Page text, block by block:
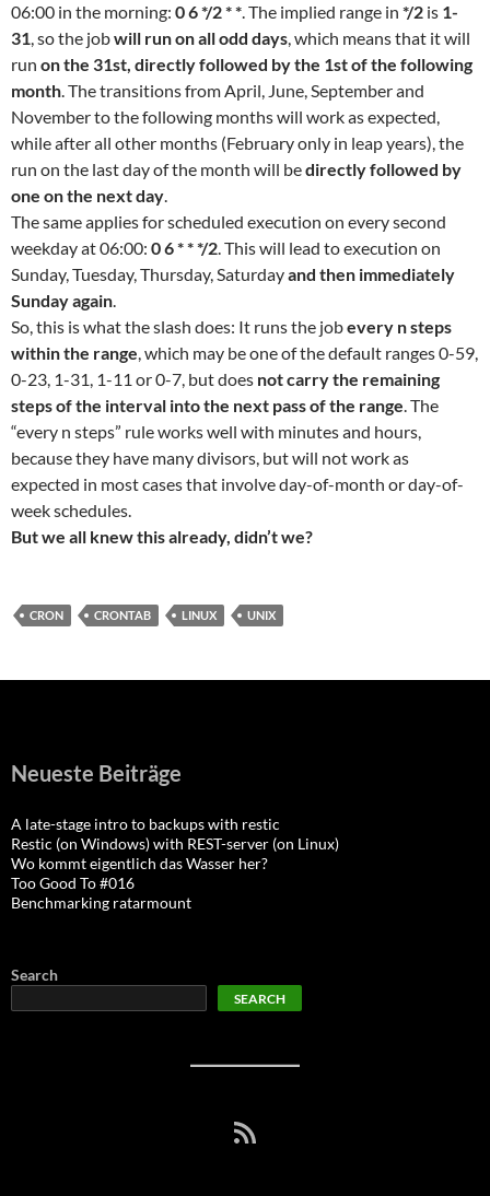
06:00 in the morning: 0 6 */2 * *. The implied range in */2 is 1-
31, so the jobwill run on all odd days, which means that it will
run on the 31st, directly followed by the 1st of the following
month. The transitions from April, June, September and
November to the following months will work as expected,
while after all other months (February only in leap years), the
run on the last day of the month will bedirectly followed by
one on the next day.
The same applies for scheduled execution on every second
weekday at 06:00: 0 6 * * */2. This will lead to execution on
Sunday, Tuesday, Thursday, Saturdayand then immediately
Sunday again.
So, this is what the slash does: It runs the jobevery n steps
within the range, which may be one of the default ranges 0-59,
0-23, 1-31, 1-11 or 0-7, but does not carry the remaining
steps of the interval into the next pass of the range. The
“every n steps” rule works well with minutes and hours,
because they have many divisors, but will not work as
expected in most cases that involve day-of-month or day-of-
week schedules.
But we all knew this already, didn’t we?
CRON CRONTAB LINUX UNIX
Neueste Beiträge
A late-stage intro to backups with restic
Restic (on Windows) with REST-server (on Linux)
Wo kommt eigentlich das Wasser her?
Too Good To #016
Benchmarking ratarmount
Search
SEARCH
RSS Feed